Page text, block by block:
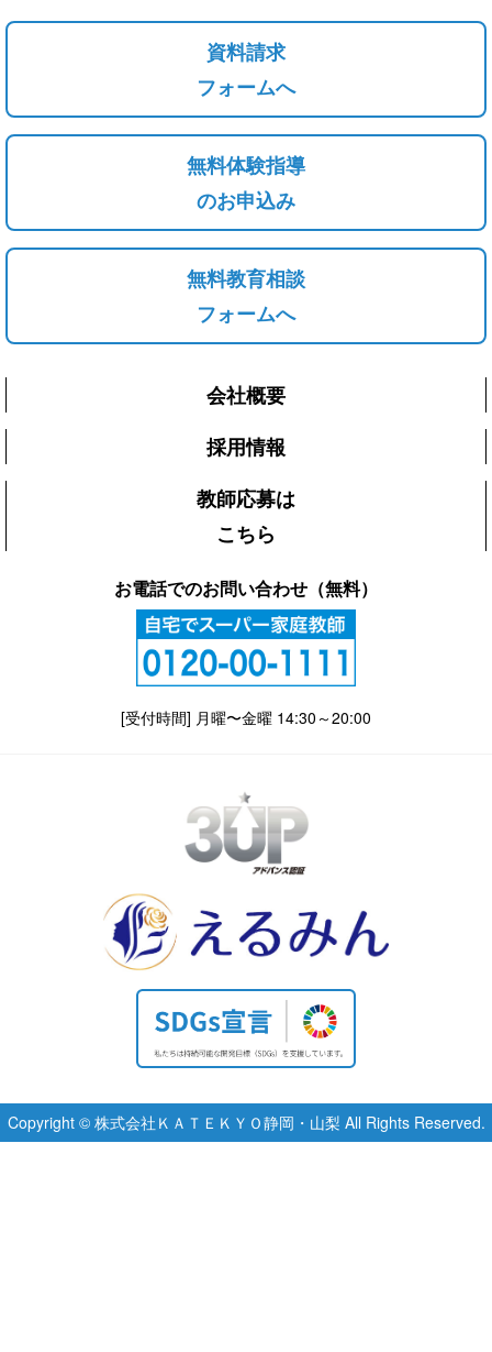
資料請求
フォームへ
無料体験指導
のお申込み
無料教育相談
フォームへ
会社概要
採用情報
教師応募は
こちら
お電話でのお問い合わせ（無料）
[受付時間] 月曜〜金曜 14:30～20:00
Copyright © 株式会社ＫＡＴＥＫＹＯ静岡・山梨 All Rights Reserved.